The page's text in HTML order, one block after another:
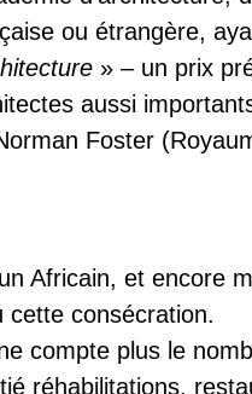
ou étrangère,
» – un prix
aussi
Foster
Africain, et encore
cette consécration.
compte plus le
réhabilitations,